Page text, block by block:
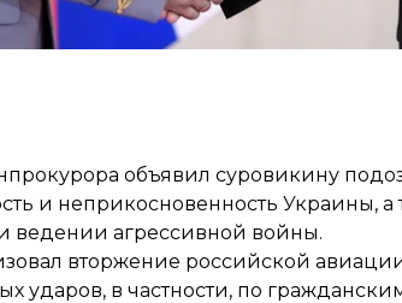
объявил суровикину
и неприкосновенность Украины,
ведении агрессивной войны.
вторжение российской
ударов, в частности, по